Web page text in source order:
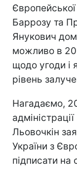
Баррозу та
Янукович
можливо в
щодо угоди і
рівень
Нагадаємо,
Льовочкін
України з
підписати на